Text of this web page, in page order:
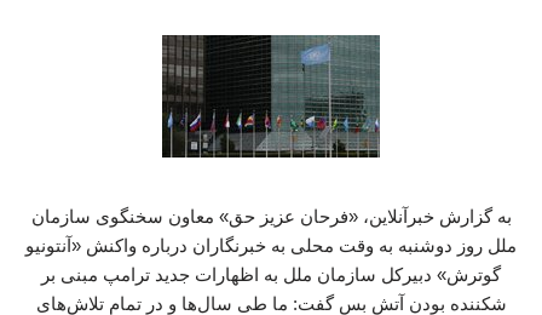
به گزارش خبرآنلاین، «فرحان عزیز حق» معاون سخنگوی سازمان
ملل روز دوشنبه به وقت محلی به خبرنگاران درباره واکنش «آنتونیو
گوترش» دبیرکل سازمان ملل به اظهارات جدید ترامپ مبنی بر
شکننده بودن آتش بس گفت: ما طی سال‌ها و در تمام تلاش‌های